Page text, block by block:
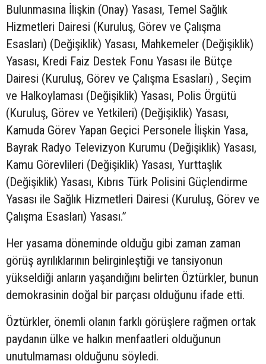
Bulunmasına İlişkin (Onay) Yasası, Temel Sağlık
Hizmetleri Dairesi (Kuruluş, Görev ve Çalışma
Esasları) (Değişiklik) Yasası, Mahkemeler (Değişiklik)
Yasası, Kredi Faiz Destek Fonu Yasası ile Bütçe
Dairesi (Kuruluş, Görev ve Çalışma Esasları) , Seçim
ve Halkoylaması (Değişiklik) Yasası, Polis Örgütü
(Kuruluş, Görev ve Yetkileri) (Değişiklik) Yasası,
Kamuda Görev Yapan Geçici Personele İlişkin Yasa,
Bayrak Radyo Televizyon Kurumu (Değişiklik) Yasası,
Kamu Görevlileri (Değişiklik) Yasası, Yurttaşlık
(Değişiklik) Yasası, Kıbrıs Türk Polisini Güçlendirme
Yasası ile Sağlık Hizmetleri Dairesi (Kuruluş, Görev ve
Çalışma Esasları) Yasası.”
Her yasama döneminde olduğu gibi zaman zaman
görüş ayrılıklarının belirginleştiği ve tansiyonun
yükseldiği anların yaşandığını belirten Öztürkler, bunun
demokrasinin doğal bir parçası olduğunu ifade etti.
Öztürkler, önemli olanın farklı görüşlere rağmen ortak
paydanın ülke ve halkın menfaatleri olduğunun
unutulmaması olduğunu söyledi.